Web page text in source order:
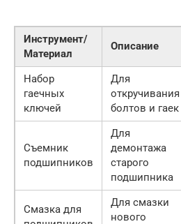
Инструмент/
Материал
Описание
Набор
гаечных
ключей
Для
откручивания
болтов и гаек
Съемник
подшипников
Для
демонтажа
старого
подшипника
Смазка для
Для смазки
нового